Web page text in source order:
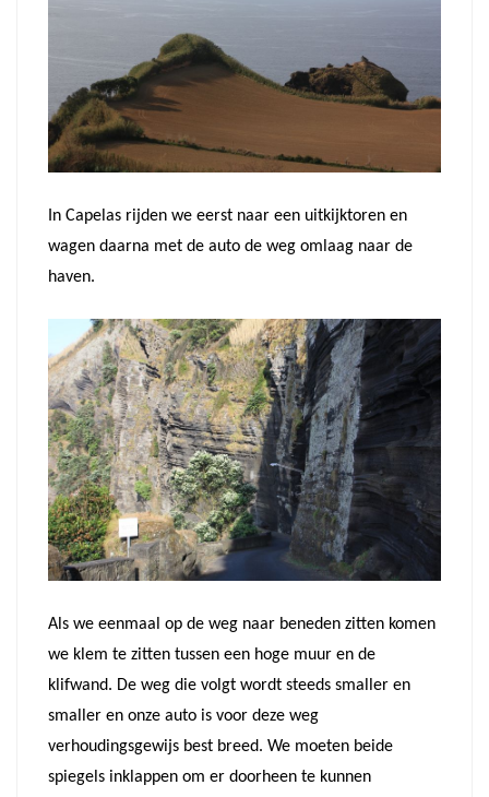
In Capelas rijden we eerst naar een uitkijktoren en
wagen daarna met de auto de weg omlaag naar de
haven.
Als we eenmaal op de weg naar beneden zitten komen
we klem te zitten tussen een hoge muur en de
klifwand. De weg die volgt wordt steeds smaller en
smaller en onze auto is voor deze weg
verhoudingsgewijs best breed. We moeten beide
spiegels inklappen om er doorheen te kunnen